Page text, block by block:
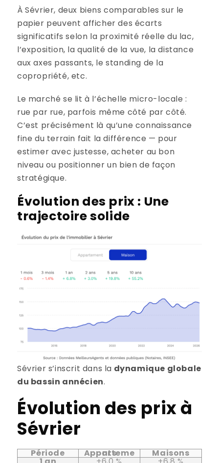
À Sévrier, deux biens comparables sur le
papier peuvent afficher des écarts
significatifs selon la proximité réelle du lac,
l’exposition, la qualité de la vue, la distance
aux axes passants, le standing de la
copropriété, etc.
Le marché se lit à l’échelle micro-locale :
rue par rue, parfois même côté par côté.
C’est précisément là qu’une connaissance
fine du terrain fait la différence — pour
estimer avec justesse, acheter au bon
niveau ou positionner un bien de façon
stratégique.
Évolution des prix : Une
trajectoire solide
Sévrier s’inscrit dans la dynamique globale
du bassin annécien.
Évolution des prix à
Sévrier
Période Appartements Maisons